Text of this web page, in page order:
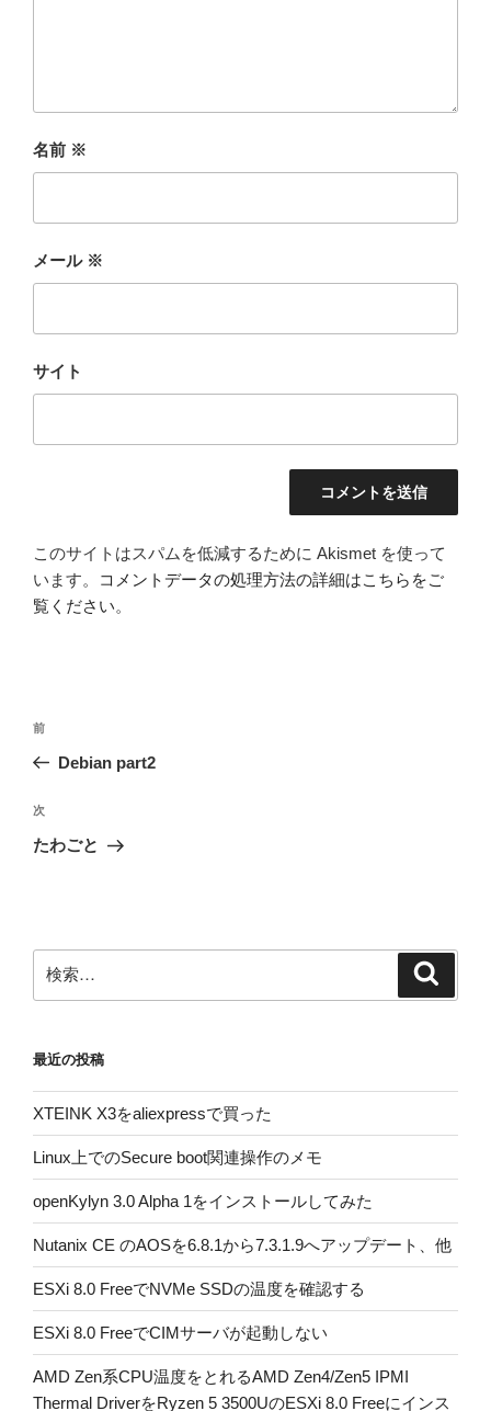
名前 ※
メール ※
サイト
このサイトはスパムを低減するために Akismet を使って
います。
コメントデータの処理方法の詳細はこちらをご
覧ください。
投
ビ
ゲ
ン
前
の
稿
前
Debian part2
次
の
次
たわごと
索:
最近の投稿
XTEINK X3をaliexpressで買った
Linux上でのSecure boot関連操作のメモ
openKylyn 3.0 Alpha 1をインストールしてみた
Nutanix CE のAOSを6.8.1から7.3.1.9へアップデート、他
ESXi 8.0 FreeでNVMe SSDの温度を確認する
ESXi 8.0 FreeでCIMサーバが起動しない
AMD Zen系CPU温度をとれるAMD Zen4/Zen5 IPMI
Thermal DriverをRyzen 5 3500UのESXi 8.0 Freeにインス